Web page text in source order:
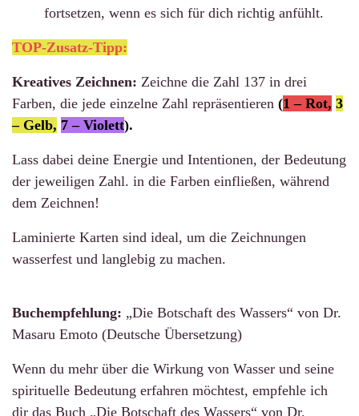
fortsetzen, wenn es sich für dich richtig anfühlt.
TOP-Zusatz-Tipp:
Kreatives Zeichnen: Zeichne die Zahl 137 in drei
Farben, die jede einzelne Zahl repräsentieren (1 – Rot, 3
– Gelb, 7 – Violett).
Lass dabei deine Energie und Intentionen, der Bedeutung
der jeweiligen Zahl. in die Farben einfließen, während
dem Zeichnen!
Laminierte Karten sind ideal, um die Zeichnungen
wasserfest und langlebig zu machen.
Buchempfehlung: „Die Botschaft des Wassers“ von Dr.
Masaru Emoto (Deutsche Übersetzung)
Wenn du mehr über die Wirkung von Wasser und seine
spirituelle Bedeutung erfahren möchtest, empfehle ich
dir das Buch „Die Botschaft des Wassers“ von Dr.